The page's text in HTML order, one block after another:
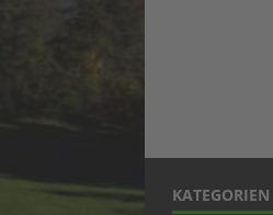
KATEGORIEN